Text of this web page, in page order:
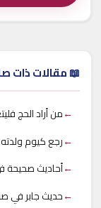
📖 مقالات ذات
←من أراد الحج
←رجع كيوم
←أحاديث صحيحة
←حديث جابر في